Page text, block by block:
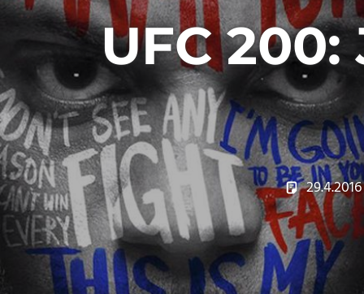
UFC 200:
29.4.2016